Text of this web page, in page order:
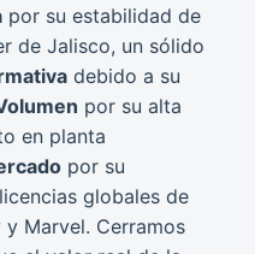
por su estabilidad de
de Jalisco, un sólido
debido a su
por su alta
en planta
por su
globales de
Marvel. Cerramos